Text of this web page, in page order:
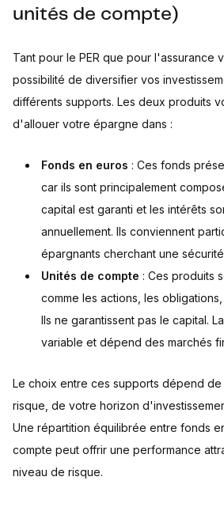
unités de compte)
Tant pour le PER que pour l'assurance
possibilité de diversifier vos
différents supports. Les deux produits
d'allouer votre épargne dans :
Fonds en euros : Ces fonds
car ils sont principalement
capital est garanti et les intérêts
annuellement. Ils conviennent
épargnants cherchant une sécurité
Unités de compte : Ces produits
comme les actions, les
Ils ne garantissent pas le capital.
variable et dépend des marchés
Le choix entre ces supports dépend
risque, de votre horizon
Une répartition équilibrée entre fonds
compte peut offrir une performance
niveau de risque.